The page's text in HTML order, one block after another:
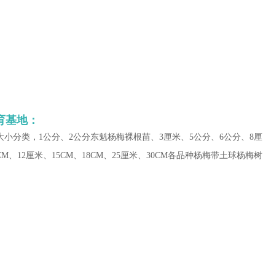
地：
分类，1公分、2公分东魁杨梅裸根苗、3厘米、5公分、6公分、8厘
、12厘米、15CM、18CM、25厘米、30CM各品种杨梅带土球杨梅树